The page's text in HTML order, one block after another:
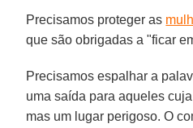
Precisamos proteger as
que são obrigadas a "ficar
Precisamos espalhar a
uma saída para aqueles
mas um lugar perigoso. O